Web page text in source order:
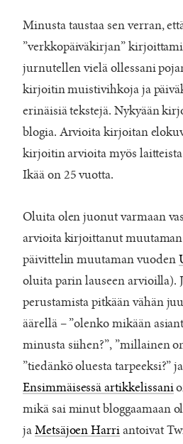
Minusta taustaa sen verran,
”verkkopäiväkirjan”
jurnutellen vielä ollessani
kirjoitin muistivihkoja ja
erinäisiä tekstejä. Nykyään
blogia. Arvioita kirjoitan
kirjoitin arvioita myös
Ikää on 25 vuotta.
Oluita olen juonut varmaan
arvioita kirjoittanut
päivittelin muutaman vuoden
oluita parin lauseen arvioilla).
perustamista pitkään vähän
äärellä – ”olenko mikään
minusta siihen?”, ”millainen
”tiedänkö oluesta tarpeeksi?”
Ensimmäisessä artikkelissani
mikä sai minut bloggaamaan
ja Metsäjoen Harri antoivat